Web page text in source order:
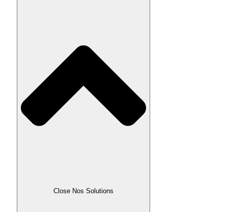
Close Nos Solutions